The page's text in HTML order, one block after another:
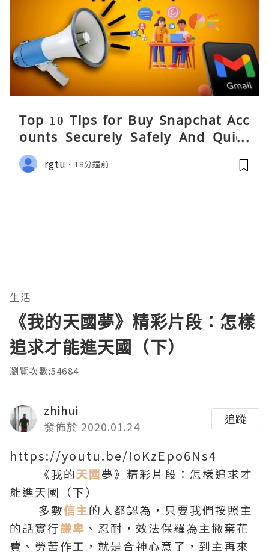
Top 10 Tips for Buy Snapchat Acc
ounts Securely Safely And Quick
y....
rgtu 18分鐘前
生活
《我的天國夢》精彩片段：怎樣
追求才能進天國（下）
瀏覽次數:54684
zhihui
發佈於 2020.01.24
追蹤
https://youtu.be/IoKzEpo6Ns4
《我的天國夢》精彩片段：怎樣追求才
能進天國（下）
多數信主的人都認為，只要我們按照主
的話實行謙卑 、忍耐，效法保羅為主撇棄花
費、勞苦作工，就是合神心意了，到主再來